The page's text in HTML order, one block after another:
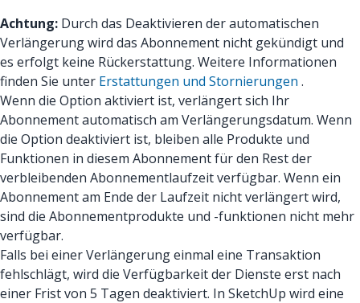
Achtung: Durch das Deaktivieren der automatischen
Verlängerung wird das Abonnement nicht gekündigt und
es erfolgt keine Rückerstattung. Weitere Informationen
finden Sie unter Erstattungen und Stornierungen .
Wenn die Option aktiviert ist, verlängert sich Ihr
Abonnement automatisch am Verlängerungsdatum. Wenn
die Option deaktiviert ist, bleiben alle Produkte und
Funktionen in diesem Abonnement für den Rest der
verbleibenden Abonnementlaufzeit verfügbar. Wenn ein
Abonnement am Ende der Laufzeit nicht verlängert wird,
sind die Abonnementprodukte und -funktionen nicht mehr
verfügbar.
Falls bei einer Verlängerung einmal eine Transaktion
fehlschlägt, wird die Verfügbarkeit der Dienste erst nach
einer Frist von 5 Tagen deaktiviert. In SketchUp wird eine